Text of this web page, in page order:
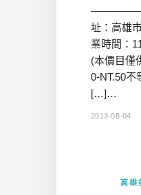
——————–
址：高雄
業時間：
(本價目僅
0-NT.50不
[…]…
2013-08-04
高雄